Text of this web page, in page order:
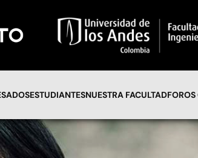
ESTUDIANTESNUESTRA FACULTADFOROS